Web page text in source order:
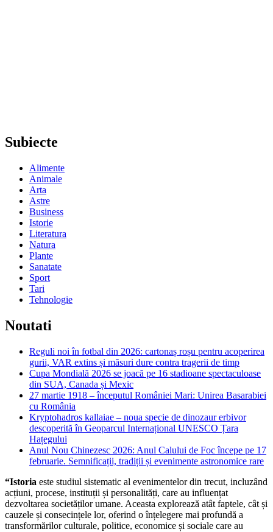
Subiecte
Alimente
Animale
Arta
Astre
Business
Istorie
Literatura
Natura
Plante
Sanatate
Sport
Tari
Tehnologie
Noutati
Reguli noi în fotbal din 2026: cartonaș roșu pentru acoperirea
gurii, VAR extins și măsuri dure contra tragerii de timp
Cupa Mondială 2026 se joacă pe 16 stadioane spectaculoase
din SUA, Canada și Mexic
27 martie 1918 – începutul României Mari: Unirea Basarabiei
cu România
Kryptohadros kallaiae – noua specie de dinozaur erbivor
descoperită în Geoparcul Internațional UNESCO Țara
Hațegului
Anul Nou Chinezesc 2026: Anul Calului de Foc începe pe 17
februarie. Semnificații, tradiții și evenimente astronomice rare
“Istoria este studiul sistematic al evenimentelor din trecut, incluzând
acțiuni, procese, instituții și personalități, care au influențat
dezvoltarea societăților umane. Aceasta explorează atât faptele, cât și
cauzele și consecințele lor, oferind o înțelegere mai profundă a
transformărilor culturale, politice, economice și sociale care au